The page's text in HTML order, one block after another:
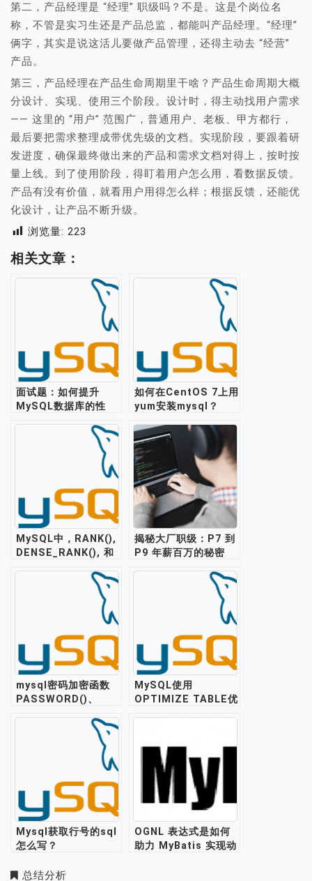
第二，产品经理是 “经理” 职级吗？不是。这是个岗位名
称，不管是实习生还是产品总监，都能叫产品经理。“经理”
俩字，其实是说这活儿要做产品管理，还得主动去 “经营”
产品。
第三，产品经理在产品生命周期里干啥？产品生命周期大概
分设计、实现、使用三个阶段。设计时，得主动找用户需求
—— 这里的 “用户” 范围广，普通用户、老板、甲方都行，
最后要把需求整理成带优先级的文档。实现阶段，要跟着研
发进度，确保最终做出来的产品和需求文档对得上，按时按
量上线。到了使用阶段，得盯着用户怎么用，看数据反馈。
产品有没有价值，就看用户用得怎么样；根据反馈，还能优
化设计，让产品不断升级。
浏览量: 223
相关文章：
面试题：如何提升
MySQL数据库的性
如何在CentOS 7上用
yum安装mysql？
MySQL中，RANK(),
DENSE_RANK(), 和
揭秘大厂职级：P7 到
P9 年薪百万的秘密
mysql密码加密函数
PASSWORD()、
MySQL使用
OPTIMIZE TABLE优
Mysql获取行号的sql
怎么写？
OGNL 表达式是如何
助力 MyBatis 实现动
总结分析